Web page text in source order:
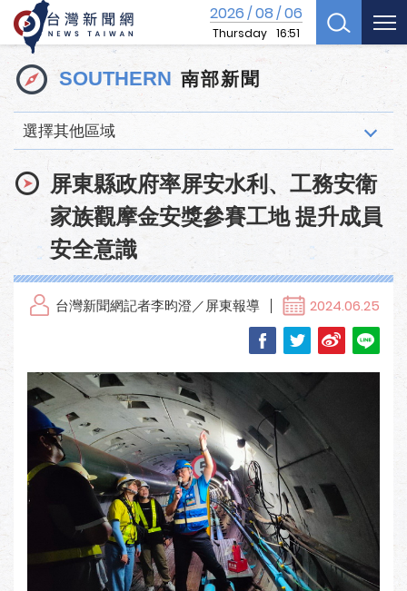
2026/08/06
Thursday 16:51
SOUTHERN 南部新聞
選擇其他區域
屏東縣政府率屏安水利、工務安衛
家族觀摩金安獎參賽工地 提升成員
安全意識
台灣新聞網記者李昀澄／屏東報導 2024.06.25